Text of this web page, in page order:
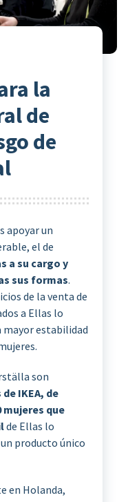
la
de
de
apoyar un
el de
a su cargo y
sus formas.
de la venta de
a Ellas lo
mayor estabilidad
son
IKEA, de
mujeres que
de Ellas lo
producto único
en Holanda,